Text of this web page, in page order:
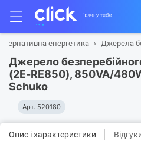
енергетика Джерела
Джерело
(2E-RE850), 850VA/
Schuko
Арт. 520180
Опис і характеристики